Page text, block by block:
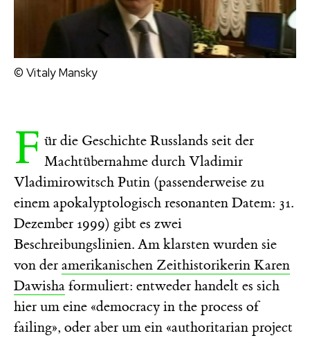
© Vitaly Mansky
F ür die Geschichte Russlands seit der
Machtübernahme durch Vladimir
Vladimirowitsch Putin (passenderweise zu
einem apokalyptologisch resonanten Datem: 31.
Dezember 1999) gibt es zwei
Beschreibungslinien. Am klarsten wurden sie
von der amerikanischen Zeithistorikerin Karen
Dawisha formuliert: entweder handelt es sich
hier um eine «democracy in the process of
failing», oder aber um ein «authoritarian project